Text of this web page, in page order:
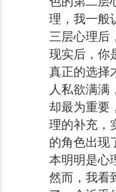
理，我一般
三层心理后
现实后，你
真正的选择
人私欲满满
却最为重要
理的补充，
的角色出现
本明明是心
然而，我看